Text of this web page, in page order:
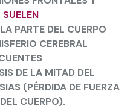
SUELEN
PARTE DEL CUERPO
CEREBRAL
DE LA MITAD DEL
(PÉRDIDA DE FUERZA
CUERPO).